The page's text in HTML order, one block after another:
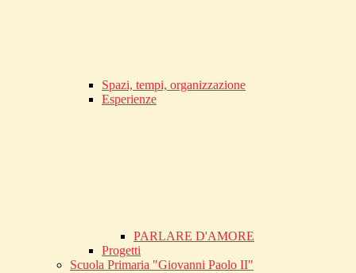
Spazi, tempi, organizzazione
Esperienze
PARLARE D'AMORE
Progetti
Scuola Primaria "Giovanni Paolo II"